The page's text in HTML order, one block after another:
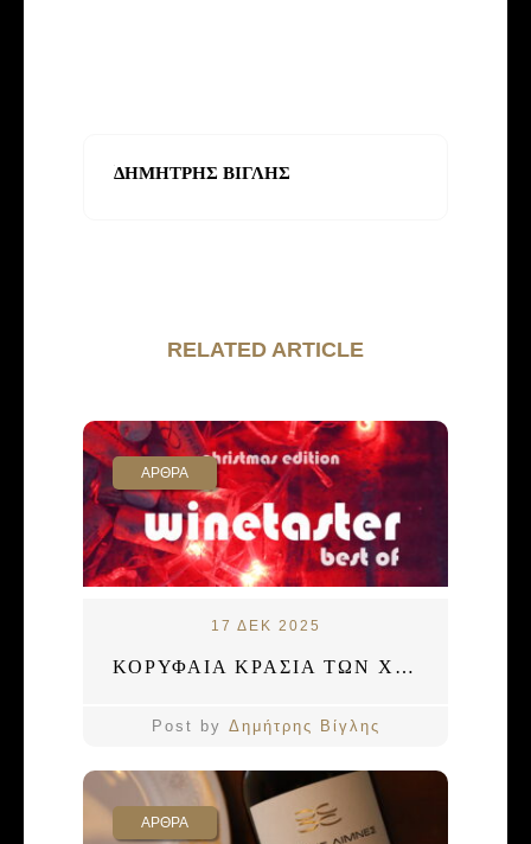
ΔΗΜΗΤΡΗΣ ΒΙΓΛΗΣ
RELATED ARTICLE
ΑΡΘΡΑ
17 ΔΕΚ 2025
ΚΟΡΥΦΑΙΑ ΚΡΑΣΙΑ ΤΩΝ ΧΡΙΣΤΟΥΓΕΝΝΩΝ
Post by Δημήτρης Βίγλης
ΑΡΘΡΑ